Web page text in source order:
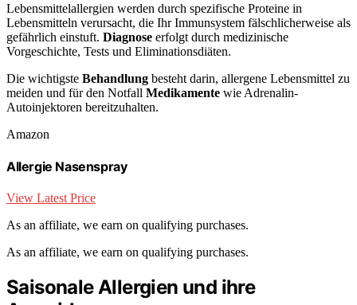
Lebensmittelallergien werden durch spezifische Proteine in
Lebensmitteln verursacht, die Ihr Immunsystem fälschlicherweise als
gefährlich einstuft. Diagnose erfolgt durch medizinische
Vorgeschichte, Tests und Eliminationsdiäten.
Die wichtigste Behandlung besteht darin, allergene Lebensmittel zu
meiden und für den Notfall Medikamente wie Adrenalin-
Autoinjektoren bereitzuhalten.
Amazon
Allergie Nasenspray
View Latest Price
As an affiliate, we earn on qualifying purchases.
As an affiliate, we earn on qualifying purchases.
Saisonale Allergien und ihre